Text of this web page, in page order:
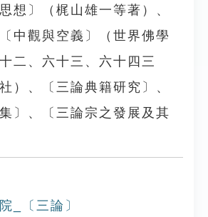
想〕（梶山雄一等著）、
中觀與空義〕（世界佛學
二、六十三、六十四三
）、〔三論典籍研究〕、
〕、〔三論宗之發展及其
_〔三論〕